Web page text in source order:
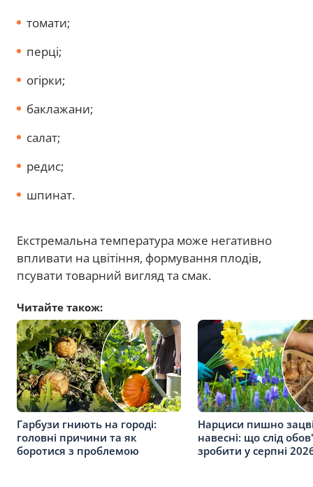
томати;
перці;
огірки;
баклажани;
салат;
редис;
шпинат.
Екстремальна температура може негативно
впливати на цвітіння, формування плодів,
псувати товарний вигляд та смак.
Читайте також:
Гарбузи гниють на городі:
головні причини та як
боротися з проблемою
Нарциси пишно
навесні: що слід
зробити у серпні